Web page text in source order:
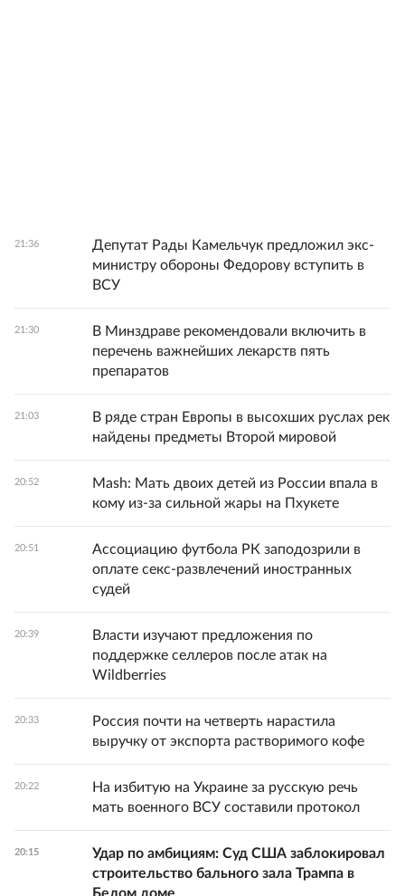
21:36
Депутат Рады Камельчук предложил экс-
министру обороны Федорову вступить в
ВСУ
21:30
В Минздраве рекомендовали включить в
перечень важнейших лекарств пять
препаратов
21:03
В ряде стран Европы в высохших руслах рек
найдены предметы Второй мировой
20:52
Mash: Мать двоих детей из России впала в
кому из-за сильной жары на Пхукете
20:51
Ассоциацию футбола РК заподозрили в
оплате секс-развлечений иностранных
судей
20:39
Власти изучают предложения по
поддержке селлеров после атак на
Wildberries
20:33
Россия почти на четверть нарастила
выручку от экспорта растворимого кофе
20:22
На избитую на Украине за русскую речь
мать военного ВСУ составили протокол
20:15
Удар по амбициям: Суд США заблокировал
строительство бального зала Трампа в